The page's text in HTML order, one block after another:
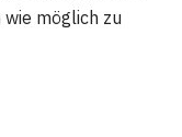
möglich zu